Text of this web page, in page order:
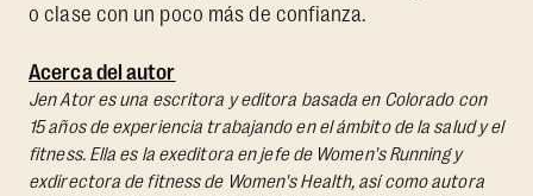
o clase con un poco más de confianza.
Acerca del autor
Jen Ator es una escritora y editora basada en Colorado con
15 años de experiencia trabajando en el ámbito de la salud y el
fitness. Ella es la exeditora en jefe de Women's Running y
exdirectora de fitness de Women's Health, así como autora